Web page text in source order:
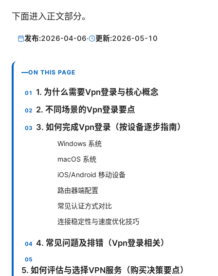
下面进入正文部分。
发布:2026-04-06· 更新:2026-05-10
ON THIS PAGE
1. 为什么需要Vpn登录与核心概念
2. 不同场景的Vpn登录要点
3. 如何完成Vpn登录（按设备逐步指南）
Windows 系统
macOS 系统
iOS/Android 移动设备
路由器端配置
常见认证方式对比
连接稳定性与速度优化技巧
4. 常见问题及排错（Vpn登录相关）
5. 如何评估与选择VPN服务（购买决策要点）